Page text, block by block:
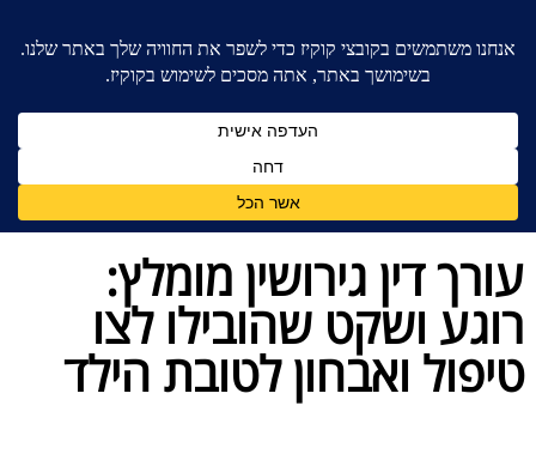
בלוג מאמרים - משרד עורכי דין לענייני משפחה
עורך דין גירושין מומלץ: רוגע ושקט שהובילו לצו טיפול
עורך דין גירושין מומלץ:
רוגע ושקט שהובילו לצו
טיפול ואבחון לטובת הילד